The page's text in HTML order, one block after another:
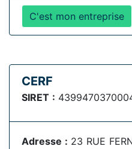
C'est mon entreprise
CERF
SIRET :
Adresse : 23 RUE